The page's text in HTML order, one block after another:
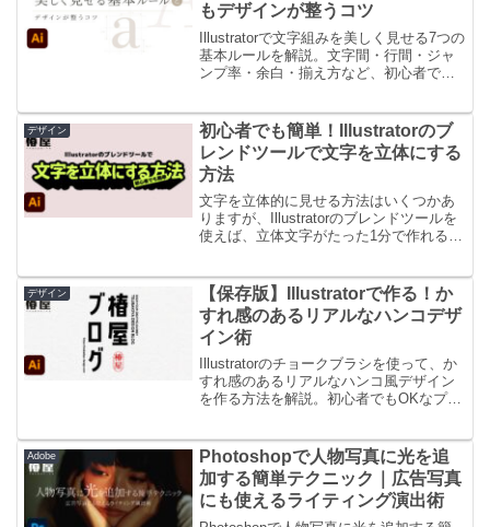
もデザインが整うコツ
Illustratorで文字組みを美しく見せる7つの
基本ルールを解説。文字間・行間・ジャ
ンプ率・余白・揃え方など、初心者でも
デザイン
初心者でも簡単！Illustratorのブ
レンドツールで文字を立体にする
方法
文字を立体的に見せる方法はいくつかあ
りますが、Illustratorのブレンドツールを
使えば、立体文字がたった1分で作れるこ
作成する手順を紹介します。
デザイン
【保存版】Illustratorで作る！か
すれ感のあるリアルなハンコデザ
イン術
Illustratorのチョークブラシを使って、か
すれ感のあるリアルなハンコ風デザイン
を作る方法を解説。初心者でもOKなプロ
Adobe
Photoshopで人物写真に光を追
加する簡単テクニック｜広告写真
にも使えるライティング演出術